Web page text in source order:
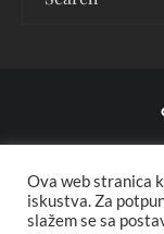
POLITIKA
Ova web stranica
iskustva. Za
slažem se sa